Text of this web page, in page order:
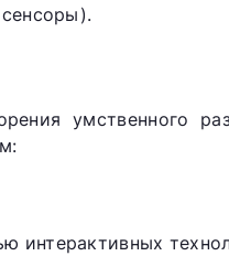
умственного
интерактивных